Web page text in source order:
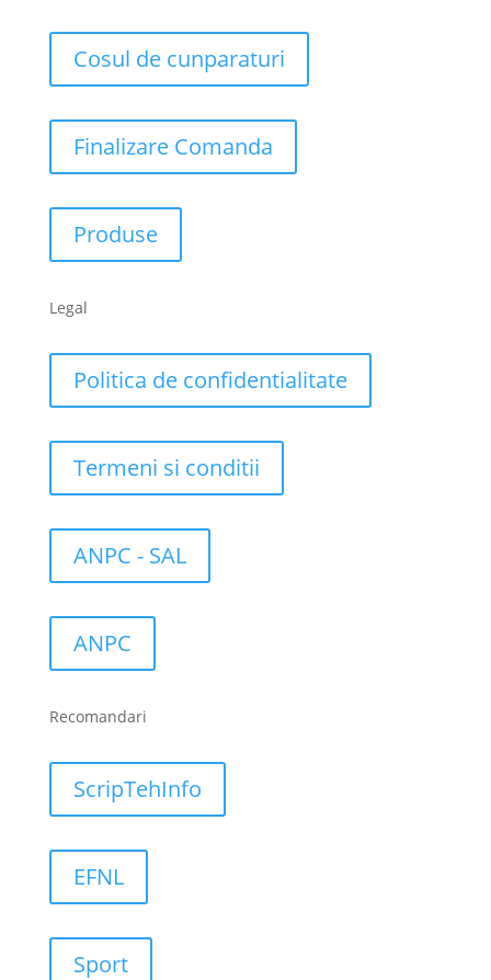
Cosul de cunparaturi
Finalizare Comanda
Produse
Legal
Politica de confidentialitate
Termeni si conditii
ANPC - SAL
ANPC
Recomandari
ScripTehInfo
EFNL
Sport